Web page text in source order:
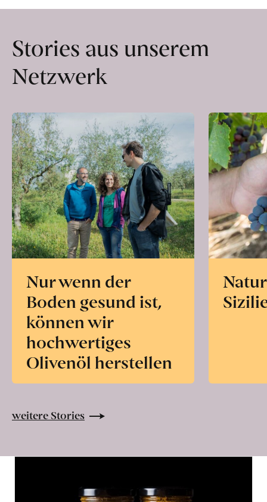
Stories aus unserem
Netzwerk
Nur wenn der
Boden gesund ist,
können wir
hochwertiges
Olivenöl herstellen
weitere Stories